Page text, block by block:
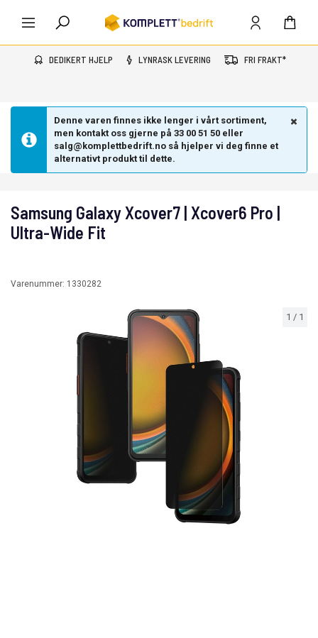
DEDIKERT HJELP LYNRASK LEVERING FRI FRAKT*
Denne varen finnes ikke lenger i vårt sortiment,
men kontakt oss gjerne på 33 00 51 50 eller
salg@komplettbedrift.no så hjelper vi deg finne et
alternativt produkt til dette.
1 / 1
Samsung Galaxy Xcover7 | Xcover6 Pro |
Ultra-Wide Fit
Varenummer: 1330282